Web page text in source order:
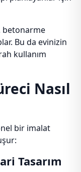
betonarme
Bu da evinizin
kullanım
Nasıl
bir imalat
Tasarım